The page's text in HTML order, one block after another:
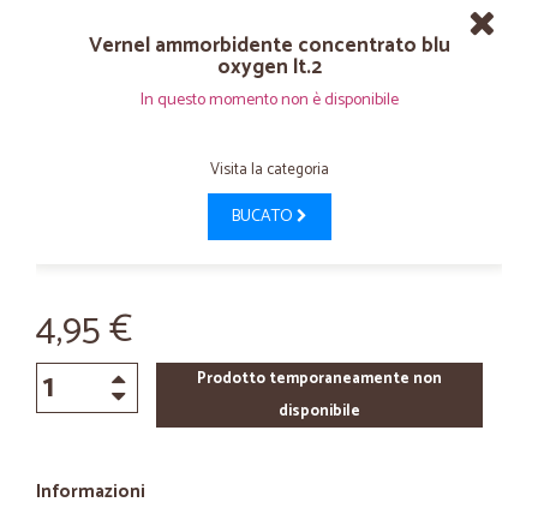
Vernel ammorbidente concentrato blu
oxygen lt.2
In questo momento non è disponibile
Visita la categoria
BUCATO
4,95 €
Prodotto temporaneamente non
disponibile
Informazioni